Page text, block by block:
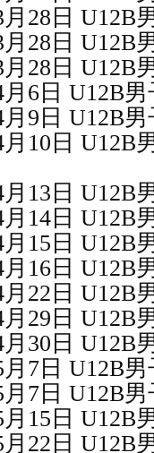
28日 U12B
28日 U12B
28日 U12B
6日 U12B
9日 U12B
10日 U12B
13日 U12B
14日 U12B
15日 U12B
16日 U12B
22日 U12B
29日 U12B
30日 U12B
7日 U12B
月7日 U12B
15日 U12B
22日 U12B